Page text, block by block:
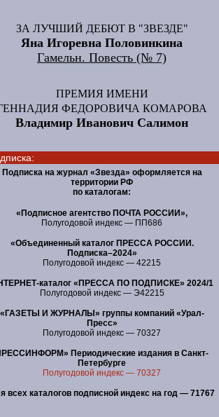
ЗА ЛУЧШИЙ ДЕБЮТ В "ЗВЕЗДЕ"
Яна Игоревна Половинкина
Гамельн. Повесть (№ 7)
ПРЕМИЯ ИМЕНИ
ФЕДОРОВИЧА КОМАРОВА
Владимир Иванович Салимон
Подписка на журнал «Звезда» оформляется на
территории РФ
по каталогам:
«Подписное агентство ПОЧТА РОССИИ»,
Полугодовой индекс — ПП686
«Объединенный каталог ПРЕССА РОССИИ.
Подписка–2024»
Полугодовой индекс — 42215
каталог «ПРЕССА ПО ПОДПИСКЕ» 2024/1
Полугодовой индекс — Э42215
«ГАЗЕТЫ И ЖУРНАЛЫ» группы компаний «Урал-
Пресс»
Полугодовой индекс — 70327
Периодические издания в Санкт-
Петербурге
Полугодовой индекс — 70327
всех каталогов подписной индекс на год — 71767